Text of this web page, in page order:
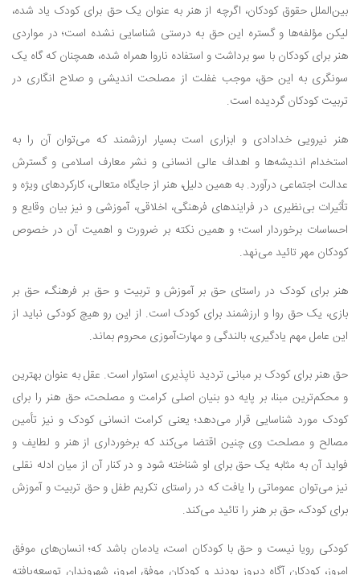
بین‌الملل حقوق کودکان، اگرچه از هنر به عنوان یک حق برای کودک یاد شده،
لیکن مؤلفه‌ها و گستره این حق به درستی شناسایی نشده است؛ در مواردی
هنر برای کودکان با سو برداشت و استفاده ناروا همراه شده، همچنان که گاه یک
سونگری به این حق، موجب غفلت از مصلحت اندیشی و صلاح انگاری در
تربیت کودکان گردیده است.
هنر نیرویی خدادادی و ابزاری است بسیار ارزشمند که می‌توان آن را به
استخدام اندیشه‌ها و اهداف عالی انسانی و نشر معارف اسلامی و گسترش
عدالت اجتماعی درآورد. به همین دلیل، هنر از جایگاه متعالی، کارکردهای ویژه و
تأثیرات بی‌نظیری در فرایندهای فرهنگی، اخلاقی، آموزشی و نیز بیان وقایع و
احساسات برخوردار است؛ و همین نکته بر ضرورت و اهمیت آن در خصوص
کودکان مهر تائید می‌نهد.
هنر برای کودک در راستای حق بر آموزش و تربیت و حق بر فرهنگ، حق بر
بازی، یک حق روا و ارزشمند برای کودک است. از این رو هیچ کودکی نباید از
این عامل مهم یادگیری، بالندگی و مهارت‌آموزی محروم بماند.
حق هنر برای کودک بر مبانی تردید ناپذیری استوار است. عقل به عنوان بهترین
و محکم‌ترین مبنا، بر پایه دو بنیان اصلی کرامت و مصلحت، حق هنر را برای
کودک مورد شناسایی قرار می‌دهد؛ یعنی کرامت انسانی کودک و نیز تأمین
مصالح و مصلحت وی چنین اقتضا می‌کند که برخورداری از هنر و لطایف و
فواید آن به مثابه یک حق برای او شناخته شود و در کنار آن از میان ادله نقلی
نیز می‌توان عموماتی را یافت که در راستای تکریم طفل و حق تربیت و آموزش
برای کودک، حق بر هنر را تائید می‌کند.
کودکی رویا نیست و حق با کودکان است، یادمان باشد که؛ انسان‌های موفق